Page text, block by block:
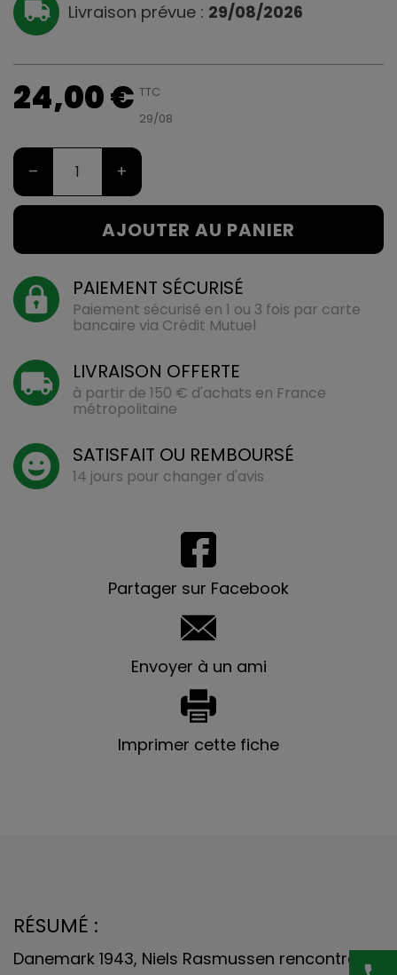
Livraison prévue : 29/08/2026
24,00 € TTC
29/08
– +
AJOUTER AU PANIER
PAIEMENT SÉCURISÉ
Paiement sécurisé en 1 ou 3 fois par carte
bancaire via Crédit Mutuel
LIVRAISON OFFERTE
à partir de 150 € d'achats en France
métropolitaine
SATISFAIT OU REMBOURSÉ
14 jours pour changer d'avis
Partager sur Facebook
Envoyer à un ami
Imprimer cette fiche
RÉSUMÉ :
Danemark 1943, Niels Rasmussen rencontre